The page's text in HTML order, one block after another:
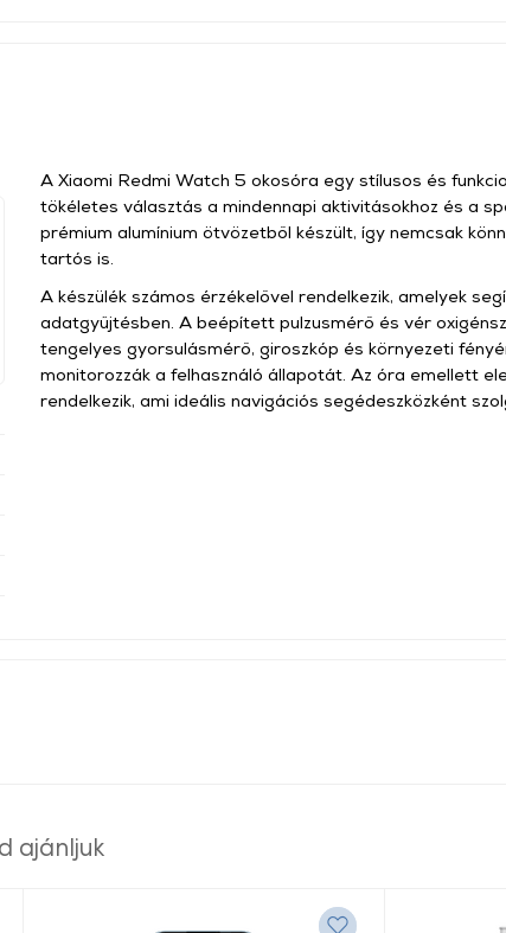
A Xiaomi Redmi Watch 5 okosóra egy stílusos és
tökéletes választás a mindennapi aktivitásokhoz és a
prémium alumínium ötvözetből készült, így nemcsak
tartós is.
A készülék számos érzékelővel rendelkezik, amelyek
adatgyűjtésben. A beépített pulzusmérő és vér
tengelyes gyorsulásmérő, giroszkóp és környezeti
monitorozzák a felhasználó állapotát. Az óra emellett
rendelkezik, ami ideális navigációs segédeszközként
ajánljuk